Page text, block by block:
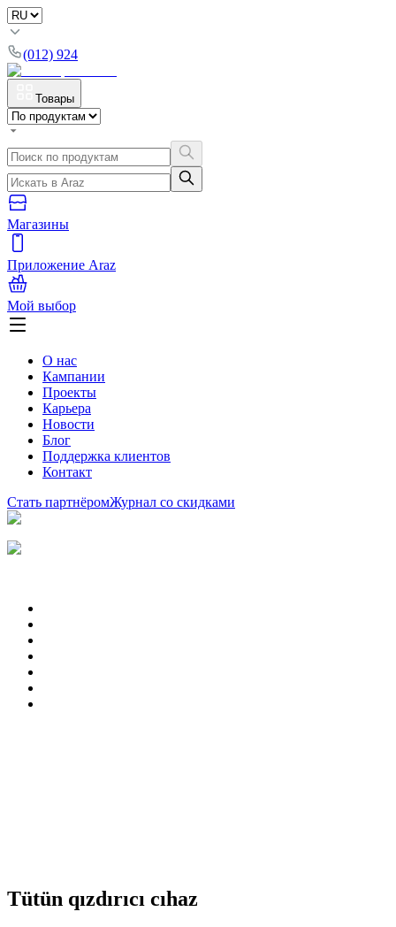
(012) 924
Товары
Магазины
Приложение Araz
Мой выбор
О нас
Кампании
Проекты
Карьера
Новости
Блог
Поддержка клиентов
Контакт
Стать партнёромЖурнал со скидками
Tütün qızdırıcı cıhaz